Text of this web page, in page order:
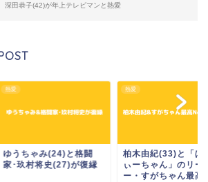
深田恭子(42)が年上テレビマンと熱愛
熱愛
ゆうちゃみ(24)と格闘
家･玖村将史(27)が復縁
熱愛
柏木由紀(33)と「ぱ
ぃーちゃん」のリー
ー・すがちゃん最高